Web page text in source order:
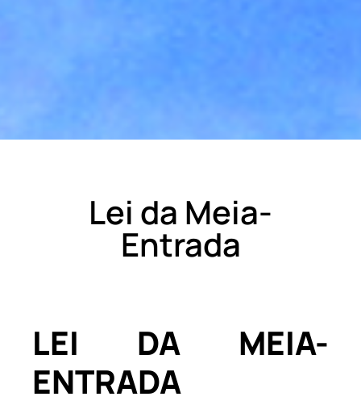
Lei da Meia-
Entrada
LEI DA MEIA-
ENTRADA